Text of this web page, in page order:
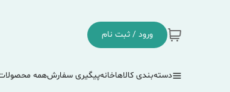
ورود / ثبت نام
دسته‌بندی کالاهاخانهپیگیری سفارشهمه